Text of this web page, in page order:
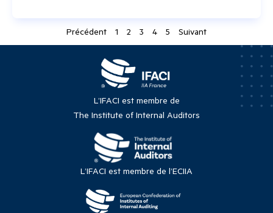
Précédent 1 2 3 4 5 Suivant
L’IFACI est membre de
The Institute of Internal Auditors
L’IFACI est membre de l’ECIIA